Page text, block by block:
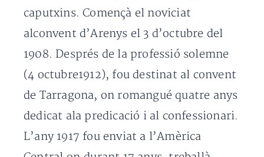
caputxins. Començà el noviciat
alconvent d’Arenys el 3 d’octubre del
1908. Després de la professió solemne
(4 octubre1912), fou destinat al convent
de Tarragona, on romangué quatre anys
dedicat ala predicació i al confessionari.
L’any 1917 fou enviat a l’Amèrica